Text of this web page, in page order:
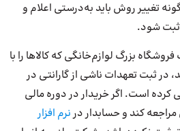
تغییر روش باید به‌درستی اعلام و
ثبت شود.
بزرگ لوازم‌خانگی که کالاها را با
در ثبت تعهدات ناشی از گارانتی در
است. اگر خریدار در دوره مالی
مراجعه کند و حسابدار درنرم افزار